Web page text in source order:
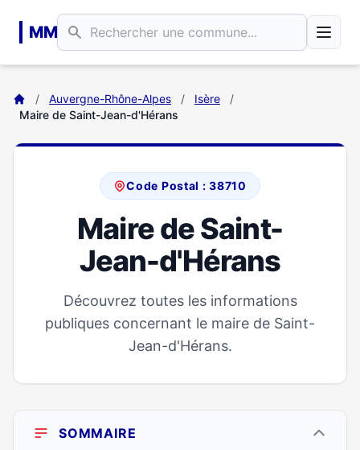
MM
/ Auvergne-Rhône-Alpes / Isère
/
Maire de Saint-Jean-d'Hérans
Code Postal : 38710
Maire de Saint-
Jean-d'Hérans
Découvrez toutes les informations
publiques concernant le maire de Saint-
Jean-d'Hérans.
SOMMAIRE